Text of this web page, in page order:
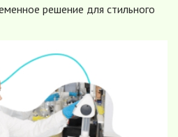
решение для стильного